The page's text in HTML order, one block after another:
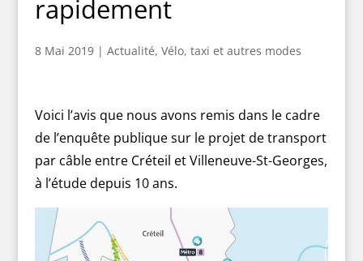
rapidement
8 Mai 2019| Actualité, Vélo, taxi et autres modes
Voici l’avis que nous avons remis dans le cadre
de l’enquête publique sur le projet de transport
par câble entre Créteil et Villeneuve-St-Georges,
à l’étude depuis 10 ans.